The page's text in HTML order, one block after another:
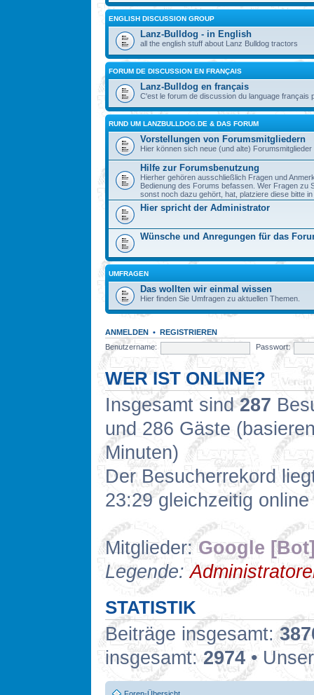
ENGLISH DISCUSSION GROUP
Lanz-Bulldog - in English
all the english stuff about Lanz Bulldog tractors
FORUM DE DISCUSSION EN FRANÇAIS
Lanz-Bulldog en français
C'est le forum de discussion du language français
RUND UM LANZBULLDOG.DE & DAS FORUM
Vorstellungen von Forumsmitgliedern
Hier können sich neue (und alte)
Hilfe zur Forumsbenutzung
Hierher gehören ausschließlich Fragen und
Bedienung des Forums befassen. Wer Fragen zu
sonst noch dazu gehört, hat, platziere diese bitte
Hier spricht der Administrator
Wünsche und Anregungen für das
UMFRAGEN
Das wollten wir einmal wissen
Hier finden Sie Umfragen zu aktuellen Themen.
ANMELDEN • REGISTRIEREN
Benutzername:
Passwort:
WER IST ONLINE?
Insgesamt sind287
und 286 Gäste
Minuten)
Der Besucherrekord
23:29 gleichzeitig
Mitglieder:Google
Legende:
STATISTIK
Beiträge insgesamt:
insgesamt:2974 •